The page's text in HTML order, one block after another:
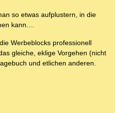
so etwas aufplustern, in die
kann....
Werbeblocks professionell
gleiche, eklige Vorgehen (nicht
und etlichen anderen.